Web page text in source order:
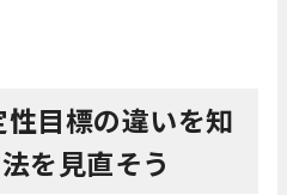
目標の違いを知
を見直そう